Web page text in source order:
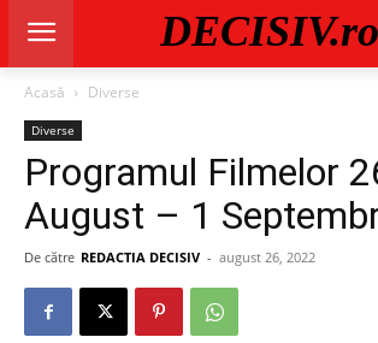
DECISIV.ro
Acasă Diverse
Diverse
Programul Filmelor
August – 1
De către REDACTIA DECISIV - august 26, 2022